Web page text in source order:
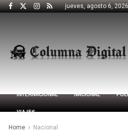
jueves, agosto 6, 2026
INTERNACIONAL NACIONAL
VIAJES
Home Nacional